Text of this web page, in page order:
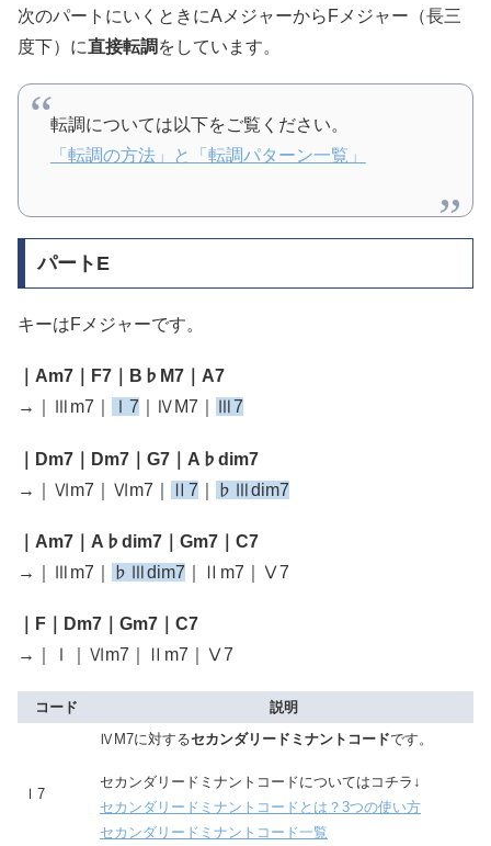
次のパートにいくときにAメジャーからFメジャー（長三
度下）に直接転調 をしています。
転調については以下をご覧ください。
「転調の方法」と「転調パターン一覧」
パートE
キーはFメジャーです。
｜Am7｜F7｜B♭M7｜A7
→｜Ⅲm7｜
Ⅰ7 ｜ⅣM7｜ Ⅲ7
｜Dm7｜Dm7｜G7｜A♭dim7
→｜Ⅵm7｜Ⅵm7｜
Ⅱ7 ♭Ⅲdim7
｜Am7｜A♭dim7｜Gm7｜C7
→｜Ⅲm7｜
♭Ⅲdim7 ｜Ⅱm7｜Ⅴ7
｜F｜Dm7｜Gm7｜C7
→｜Ⅰ｜Ⅵm7｜Ⅱm7｜Ⅴ7
コード 説明
Ⅰ7
ⅣM7に対するセカンダリードミナントコードです。
セカンダリードミナントコードについてはコチラ↓
セカンダリードミナントコードとは？3つの使い方
セカンダリードミナントコード一覧